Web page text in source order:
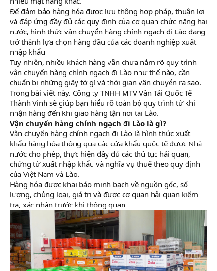
Để đảm bảo hàng hóa được lưu thông hợp pháp, thuận lợi
và đáp ứng đầy đủ các quy định của cơ quan chức năng hai
nước, hình thức vận chuyển hàng chính ngạch đi Lào đang
trở thành lựa chọn hàng đầu của các doanh nghiệp xuất
nhập khẩu.
Tuy nhiên, nhiều khách hàng vẫn chưa nắm rõ quy trình
vận chuyển hàng chính ngạch đi Lào như thế nào, cần
chuẩn bị những giấy tờ gì và thời gian vận chuyển ra sao.
Trong bài viết này, Công ty TNHH MTV Vận Tải Quốc Tế
Thành Vinh sẽ giúp bạn hiểu rõ toàn bộ quy trình từ khi
nhận hàng đến khi giao hàng tận nơi tại Lào.
Vận chuyển hàng chính ngạch đi Lào là gì?
Vận chuyển hàng chính ngạch đi Lào là hình thức xuất
khẩu hàng hóa thông qua các cửa khẩu quốc tế được Nhà
nước cho phép, thực hiện đầy đủ các thủ tục hải quan,
chứng từ xuất nhập khẩu và nghĩa vụ thuế theo quy định
của Việt Nam và Lào.
Hàng hóa được khai báo minh bạch về nguồn gốc, số
lượng, chủng loại, giá trị và được cơ quan hải quan kiểm
tra, xác nhận trước khi thông quan.